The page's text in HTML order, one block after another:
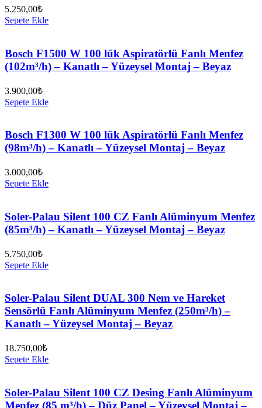
5.250,00₺
Sepete Ekle
Bosch F1500 W 100 lük Aspiratörlü Fanlı Menfez
(102m³/h) – Kanatlı – Yüzeysel Montaj – Beyaz
3.900,00₺
Sepete Ekle
Bosch F1300 W 100 lük Aspiratörlü Fanlı Menfez
(98m³/h) – Kanatlı – Yüzeysel Montaj – Beyaz
3.000,00₺
Sepete Ekle
Soler-Palau Silent 100 CZ Fanlı Alüminyum Menfez
(85m³/h) – Kanatlı – Yüzeysel Montaj – Beyaz
5.750,00₺
Sepete Ekle
Soler-Palau Silent DUAL 300 Nem ve Hareket
Sensörlü Fanlı Alüminyum Menfez (250m³/h) –
Kanatlı – Yüzeysel Montaj – Beyaz
18.750,00₺
Sepete Ekle
Soler-Palau Silent 100 CZ Desing Fanlı Alüminyum
Menfez (85 m³/h) – Düz Panel – Yüzeysel Montaj –